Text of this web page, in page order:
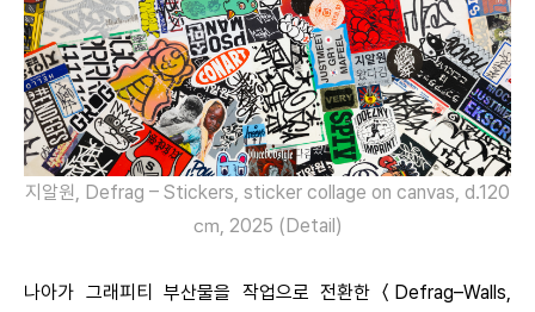
지알원, Defrag – Stickers, sticker collage on canvas, d.120
㎝, 2025 (Detail)
나아가 그래피티 부산물을 작업으로 전환한 〈Defrag–Walls,